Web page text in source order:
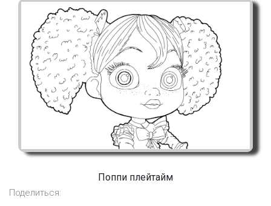
Поппи плейтайм
Поделиться: